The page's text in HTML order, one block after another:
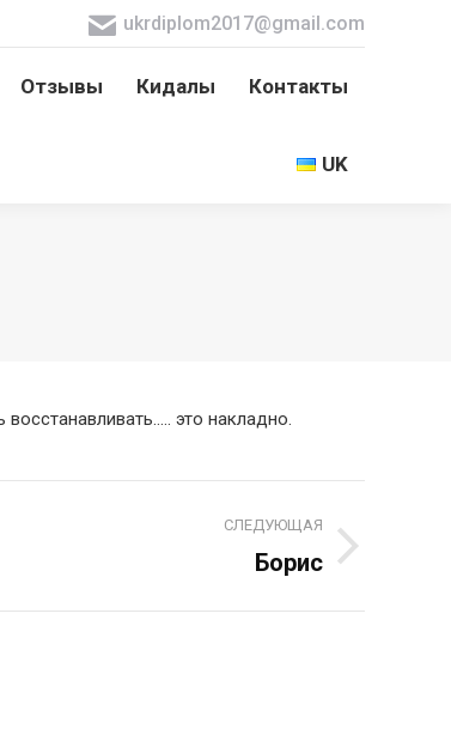
ukrdiplom2017@gmail.com
Отзывы Кидалы Контакты
UK
это накладно.
СЛЕДУЮЩАЯ
Борис
Отзывы Кидалы Контакты